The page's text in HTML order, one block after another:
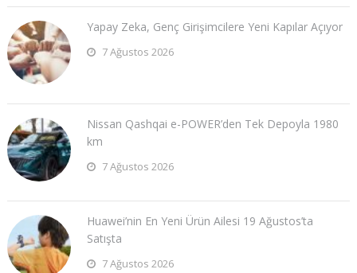
Yapay Zeka, Genç Girişimcilere Yeni Kapılar Açıyor
7 Ağustos 2026
Nissan Qashqai e-POWER’den Tek Depoyla 1980
km
7 Ağustos 2026
Huawei’nin En Yeni Ürün Ailesi 19 Ağustos’ta
Satışta
7 Ağustos 2026